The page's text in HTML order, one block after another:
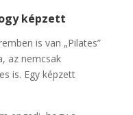
képzett
is van „Pilates”
az nemcsak
is. Egy képzett